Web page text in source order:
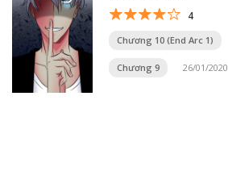
4
Chương 10 (End Arc 1)
Chương 9 26/01/2020